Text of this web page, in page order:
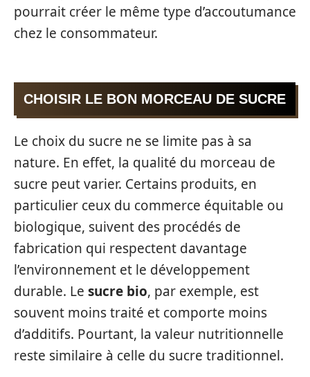
pourrait créer le même type d’accoutumance
chez le consommateur.
CHOISIR LE BON MORCEAU DE SUCRE
Le choix du sucre ne se limite pas à sa
nature. En effet, la qualité du morceau de
sucre peut varier. Certains produits, en
particulier ceux du commerce équitable ou
biologique, suivent des procédés de
fabrication qui respectent davantage
l’environnement et le développement
durable. Le sucre bio, par exemple, est
souvent moins traité et comporte moins
d’additifs. Pourtant, la valeur nutritionnelle
reste similaire à celle du sucre traditionnel.